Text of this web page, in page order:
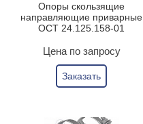
Опоры скользящие
направляющие приварные
ОСТ 24.125.158-01
Цена по запросу
Заказать